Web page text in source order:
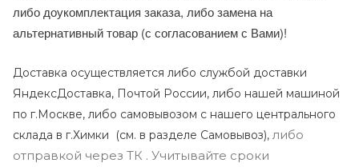
либо доукомплектация заказа, либо замена на
альтернативный товар (с согласованием с Вами)!
Доставка осуществляется либо службой доставки
ЯндексДоставка, Почтой России, либо нашей машиной
по г.Москве, либо самовывозом с нашего центрального
склада в г.Химки (см. в разделе Самовывоз), либо
отправкой через ТК . Учитывайте сроки